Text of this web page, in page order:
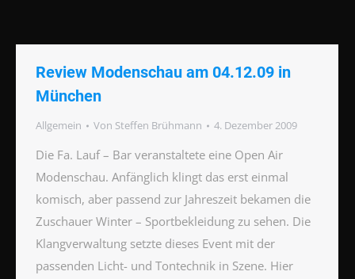
Review Modenschau am 04.12.09 in
München
Allgemein Von Steffen Brühmann 4. Dezember 2009
Die Fa. Lauf – Bar veranstaltete eine Open Air
Modenschau. Anfänglich klingt das erst einmal
komisch, aber passend zur Jahreszeit bekamen die
Zuschauer Winter – Sportbekleidung zu sehen. Die
Klangverwaltung setzte dieses Event mit der
passenden Licht- und Tontechnik in Szene. Hier